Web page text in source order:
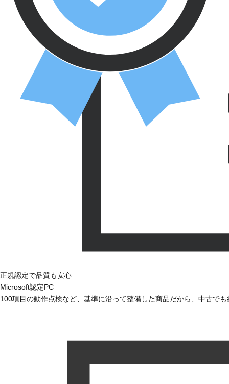
正規認定で品質も安心
Microsoft認定PC
100項目の動作点検など、基準に沿って整備した商品だから、中古で